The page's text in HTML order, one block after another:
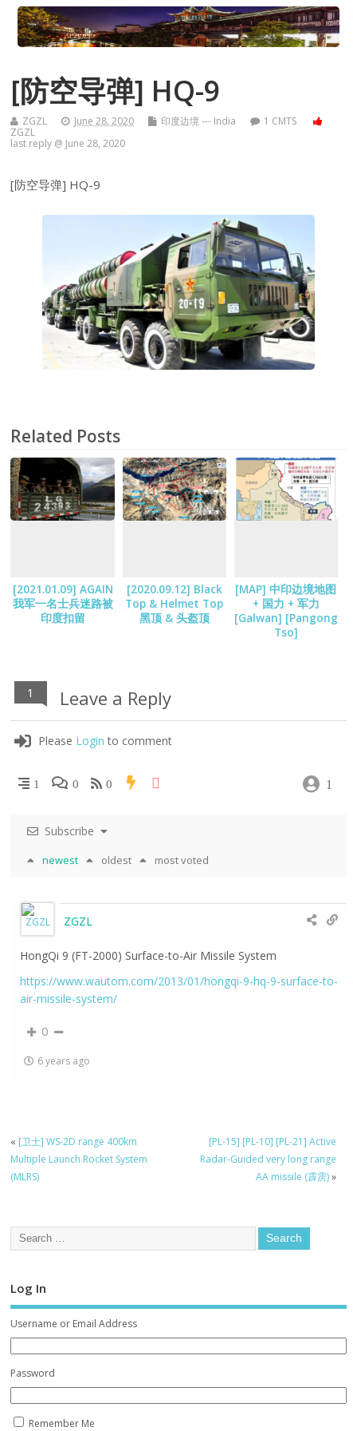
[防空导弹] HQ-9
ZGZL June 28, 2020 印度边境 --- India
1 CMTS
ZGZL
last reply @ June 28, 2020
[防空导弹] HQ-9
Related Posts
[2021.01.09] AGAIN
我军一名士兵迷路被
印度扣留
[2020.09.12] Black
Top & Helmet Top
黑顶 & 头盔顶
[MAP] 中印边境地图
+ 国力 + 军力
[Galwan] [Pangong
Tso]
1 Leave a Reply
Please Login to comment
1 0 0 1
Subscribe
newest oldest most voted
ZGZL
HongQi 9 (FT-2000) Surface-to-Air Missile System
https://www.wautom.com/2013/01/hongqi-9-hq-9-surface-to-
air-missile-system/
0
6 years ago
« [卫士] WS-2D range 400km
Multiple Launch Rocket System
(MLRS)
[PL-15] [PL-10] [PL-21] Active
Radar-Guided very long range
AA missile (霹雳)»
Log In
Username or Email Address
Password
Remember Me